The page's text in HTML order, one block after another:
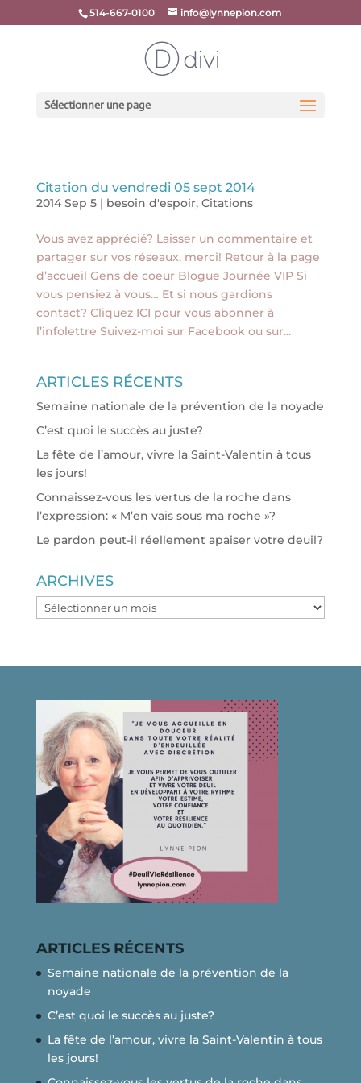
514-667-0100 info@lynnepion.com
Sélectionner une page
Citation du vendredi 05 sept 2014
2014 Sep 5| besoin d'espoir, Citations
Vous avez apprécié? Laisser un commentaire et
partager sur vos réseaux, merci! Retour à la page
d’accueil Gens de coeur Blogue Journée VIP Si
vous pensiez à vous… Et si nous gardions
contact? Cliquez ICI pour vous abonner à
l’infolettre Suivez-moi sur Facebook ou sur...
ARTICLES RÉCENTS
Semaine nationale de la prévention de la noyade
C’est quoi le succès au juste?
La fête de l’amour, vivre la Saint-Valentin à tous
les jours!
Connaissez-vous les vertus de la roche dans
l’expression: « M’en vais sous ma roche »?
Le pardon peut-il réellement apaiser votre deuil?
ARCHIVES
ARCHIVES
ARTICLES RÉCENTS
Semaine nationale de la prévention de la
noyade
C’est quoi le succès au juste?
La fête de l’amour, vivre la Saint-Valentin à tous
les jours!